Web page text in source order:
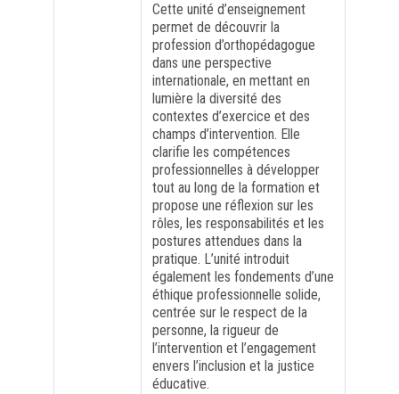
FORMATION PROFESSIONNELLECette unité d’enseignement
permet de découvrir la
profession d’orthopédagogue
dans une perspective
internationale, en mettant en
lumière la diversité des
contextes d’exercice et des
champs d’intervention. Elle
clarifie les compétences
professionnelles à développer
tout au long de la formation et
propose une réflexion sur les
rôles, les responsabilités et les
postures attendues dans la
pratique. L’unité introduit
également les fondements d’une
éthique professionnelle solide,
centrée sur le respect de la
personne, la rigueur de
l’intervention et l’engagement
envers l’inclusion et la justice
éducative.